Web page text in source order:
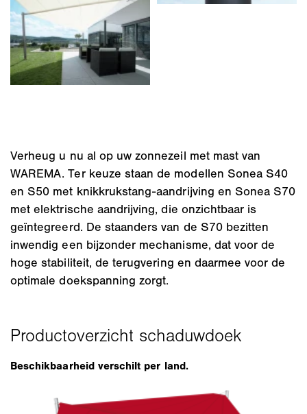
Verheug u nu al op uw zonnezeil met mast van
WAREMA. Ter keuze staan de modellen Sonea S40
en S50 met knikkrukstang-aandrijving en Sonea S70
met elektrische aandrijving, die onzichtbaar is
geïntegreerd. De staanders van de S70 bezitten
inwendig een bijzonder mechanisme, dat voor de
hoge stabiliteit, de terugvering en daarmee voor de
optimale doekspanning zorgt.
Beschikbaarheid verschilt per land.